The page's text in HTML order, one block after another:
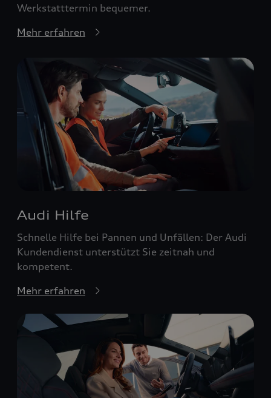
Werkstatttermin bequemer.
Mehr erfahren
Audi Hilfe
Schnelle Hilfe bei Pannen und Unfällen: Der Audi
Kundendienst unterstützt Sie zeitnah und
kompetent.
Mehr erfahren